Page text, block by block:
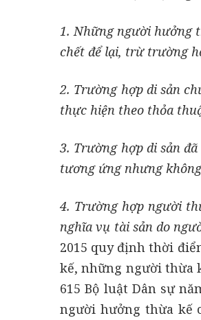
1. Những người hưởng
chết để lại, trừ trường
2. Trường hợp di sản
thực hiện theo thỏa
3. Trường hợp di sản
tương ứng nhưng
4. Trường hợp người
nghĩa vụ tài sản do
2015 quy định thời
kế, những người thừa
615 Bộ luật Dân sự
người hưởng thừa kế